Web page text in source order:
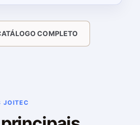
COMPLETO
JOITEC